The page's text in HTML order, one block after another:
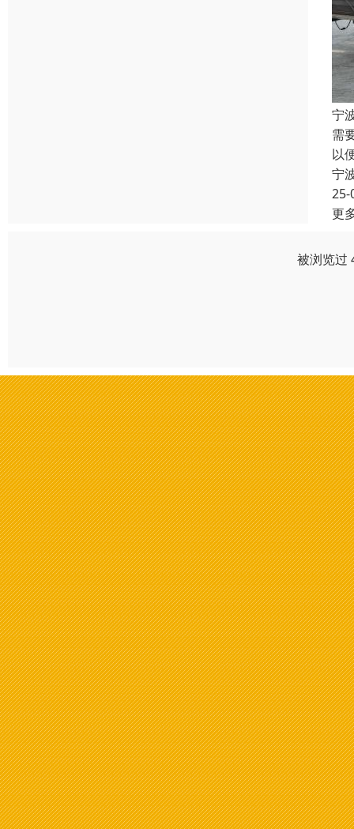
宁
需
以
宁
25-
更
被浏览过